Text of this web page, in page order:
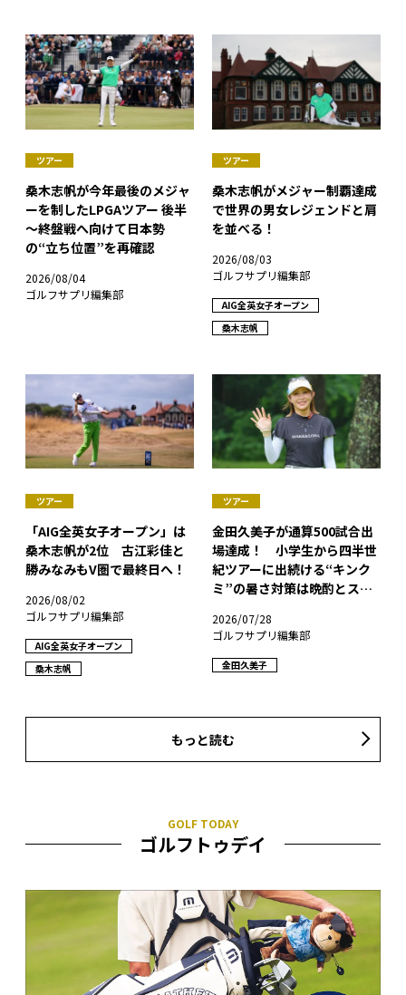
ツアー
桑木志帆が今年最後のメジャ
ーを制したLPGAツアー 後半
～終盤戦へ向けて日本勢
の“立ち位置”を再確認
2026/08/04
ゴルフサプリ編集部
ツアー
桑木志帆がメジャー制覇達成
で世界の男女レジェンドと肩
を並べる！
2026/08/03
ゴルフサプリ編集部
AIG全英女子オープン
桑木志帆
ツアー
「AIG全英女子オープン」は
桑木志帆が2位 古江彩佳と
勝みなみもV圏で最終日へ！
2026/08/02
ゴルフサプリ編集部
AIG全英女子オープン
桑木志帆
ツアー
金田久美子が通算500試合出
場達成！ 小学生から四半世
紀ツアーに出続ける“キンク
ミ”の暑さ対策は晩酌とスト
2026/07/28
ゴルフサプリ編集部
金田久美子
もっと読む
ゴルフトゥデイ